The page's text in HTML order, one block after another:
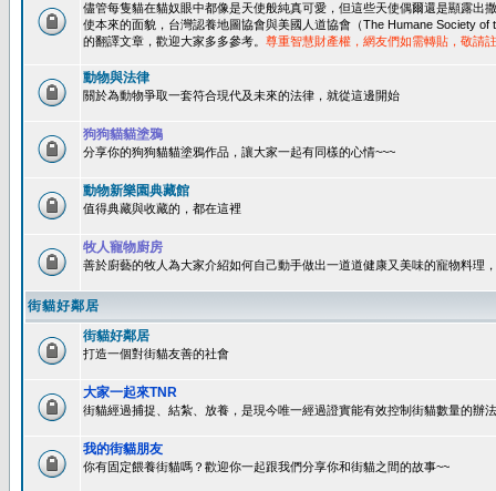
儘管每隻貓在貓奴眼中都像是天使般純真可愛，但這些天使偶爾還是顯露出
使本來的面貌，台灣認養地圖協會與美國人道協會（The Humane Society
的翻譯文章，歡迎大家多多參考。 尊重智慧財產權，網友們如需轉貼，敬請
動物與法律
關於為動物爭取一套符合現代及未來的法律，就從這邊開始
狗狗貓貓塗鴉
分享你的狗狗貓貓塗鴉作品，讓大家一起有同樣的心情~~~
動物新樂園典藏館
值得典藏與收藏的，都在這裡
牧人寵物廚房
善於廚藝的牧人為大家介紹如何自己動手做出一道道健康又美味的寵物料理
街貓好鄰居
街貓好鄰居
打造一個對街貓友善的社會
大家一起來TNR
街貓經過捕捉、結紮、放養，是現今唯一經過證實能有效控制街貓數量的辦
我的街貓朋友
你有固定餵養街貓嗎？歡迎你一起跟我們分享你和街貓之間的故事~~